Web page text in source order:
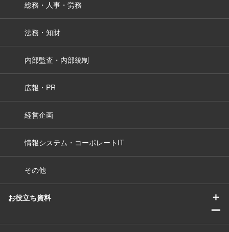
総務・人事・労務
法務・知財
内部監査・内部統制
広報・PR
経営企画
情報システム・コーポレートIT
その他
お役立ち資料
＋
ー